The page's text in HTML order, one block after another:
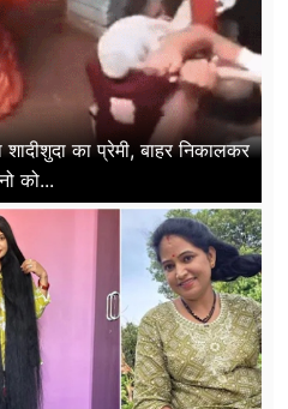
का प्रेमी, बाहर निकालकर
को...